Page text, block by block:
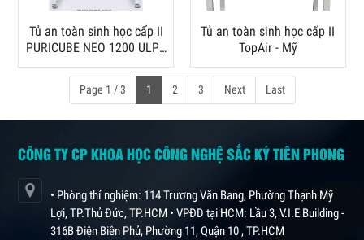
Tủ an toàn sinh học cấp II
PURICUBE NEO 1200 ULPA
- Hàn Quốc
Tủ an toàn sinh học cấp II
TopAir - Mỹ
Page 1 / 3 1 2 3 Next Last
CÔNG TY CP KHOA HỌC CÔNG NGHỆ SẮC KÝ TIÊN PHONG
• Phòng thí nghiệm: 114 Trương Văn Bang, Phường Thạnh Mỹ
Lợi, TP.Thủ Đức, TP.HCM • VPĐD tại HCM: Lầu 3, V.I.E Building -
316B Điện Biên Phủ, Phường 11, Quận 10 , TP.HCM